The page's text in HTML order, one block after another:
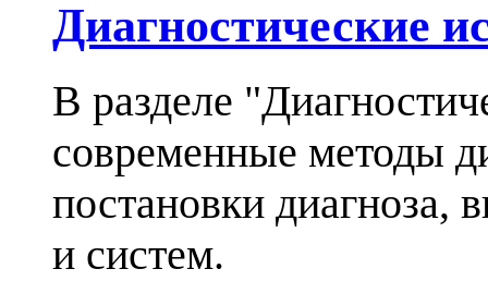
Диагностические
В разделе
современные методы
постановки диагноза,
и систем.